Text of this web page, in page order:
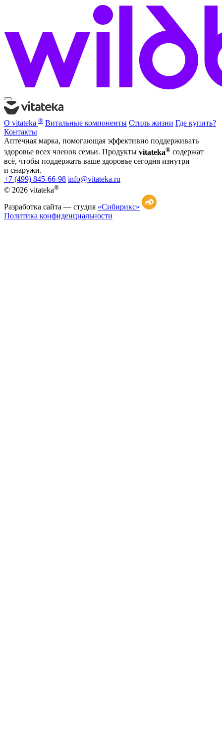
О vitateka ® Витальные компоненты Стиль жизни Где купить?
Контакты
Аптечная марка, помогающая эффективно поддерживать
здоровье всех членов семьи. Продукты vitateka® содержат
всё, чтобы поддержать ваше здоровье сегодня изнутри
и снаружи.
+7 (499) 845-66-98 info@vitateka.ru
© 2026 vitateka®
Разработка сайта — студия «Сибирикс»
Политика конфиденциальности